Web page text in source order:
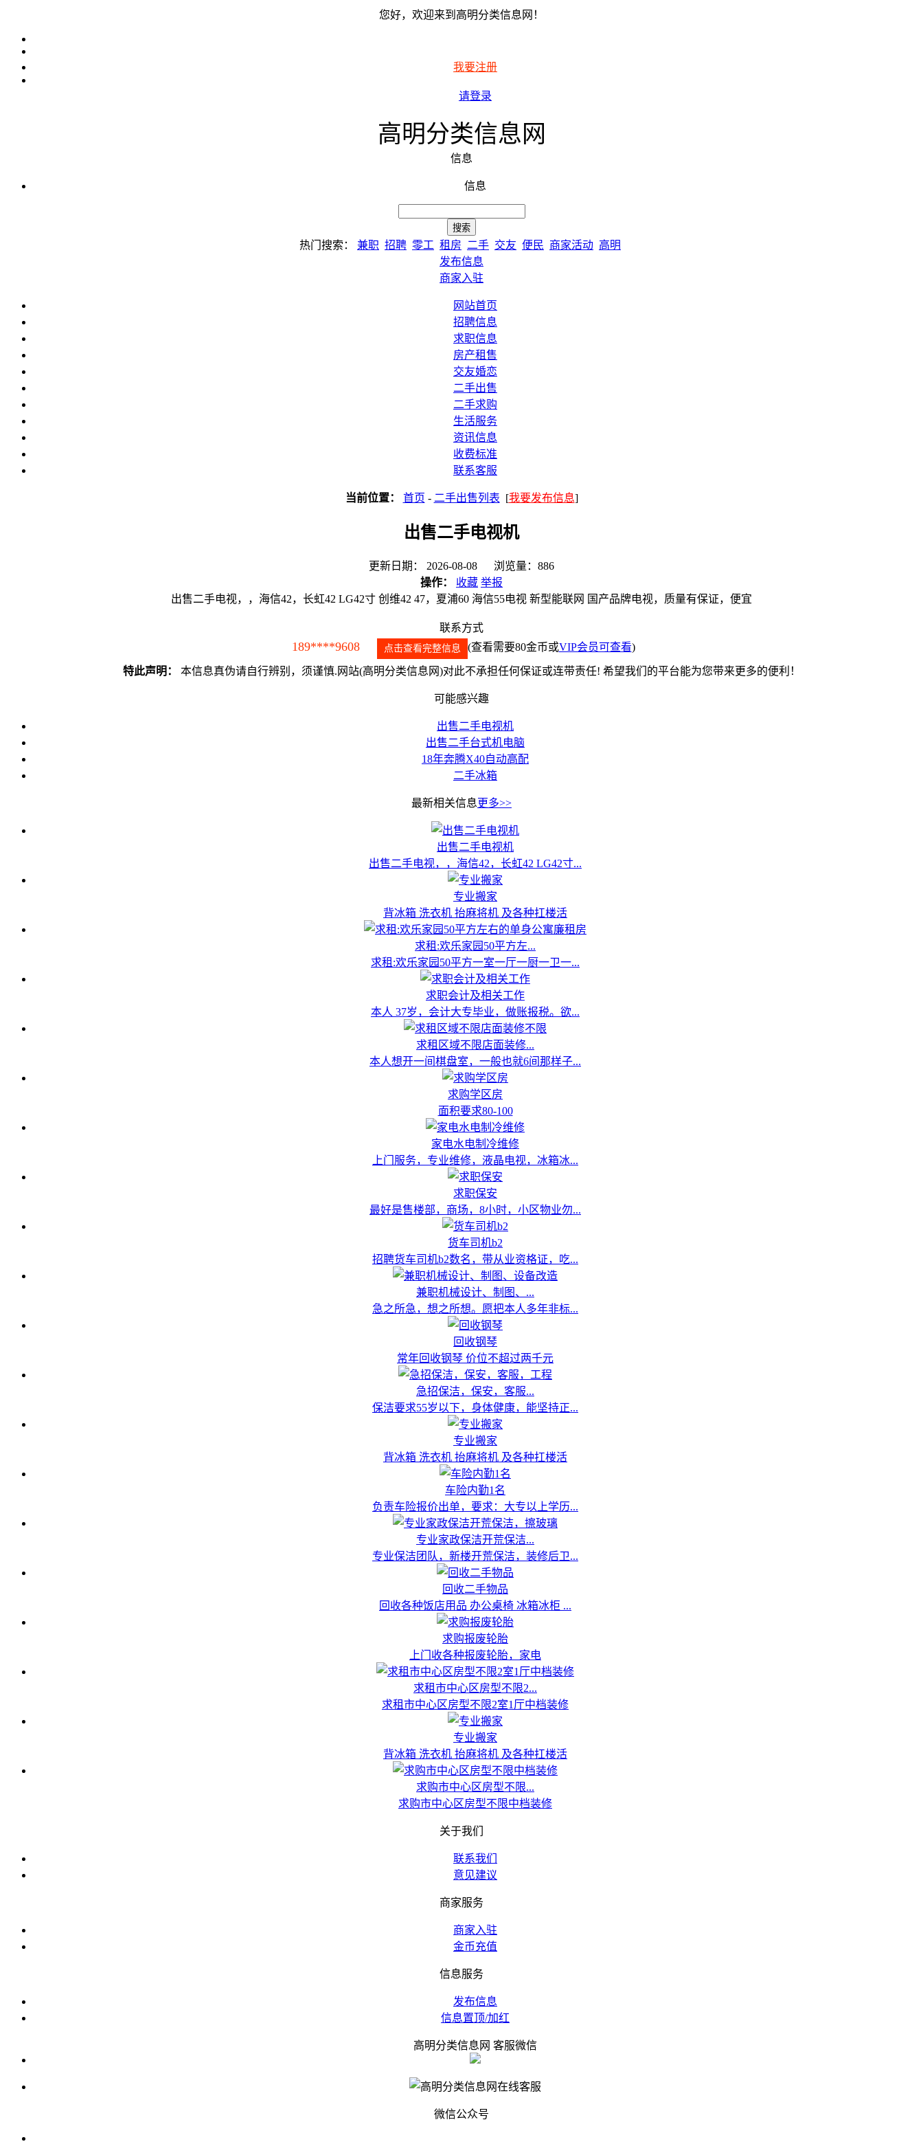
您好，欢迎来到高明分类信息网！
我要注册
请登录
高明分类信息网
信息
信息
热门搜索： 兼职 招聘 零工 租房 二手 交友 便民 商家活动 高明
发布信息
商家入驻
网站首页
招聘信息
求职信息
房产租售
交友婚恋
二手出售
二手求购
生活服务
资讯信息
收费标准
联系客服
当前位置： 首页 - 二手出售列表 [我要发布信息]
出售二手电视机
更新日期： 2026-08-08 浏览量：886
操作：
收藏 举报
出售二手电视，，海信42，长虹42 LG42寸 创维42 47，夏浦60 海信55电视 新型能联网 国产品牌电视，质量有保证，便宜
联系方式
189****9608 点击查看完整信息 (查看需要80金币或VIP会员可查看)
特此声明： 本信息真伪请自行辨别，须谨慎.网站(高明分类信息网)对此不承担任何保证或连带责任! 希望我们的平台能为您带来更多的便利！
可能感兴趣
出售二手电视机
出售二手台式机电脑
18年奔腾X40自动高配
二手冰箱
最新相关信息更多>>
出售二手电视机
出售二手电视，，海信42，长虹42 LG42寸...
专业搬家
背冰箱 洗衣机 抬麻将机 及各种扛楼活
求租:欢乐家园50平方左...
求租:欢乐家园50平方一室一厅一厨一卫一...
求职会计及相关工作
本人 37岁，会计大专毕业，做账报税。欲...
求租区域不限店面装修...
本人想开一间棋盘室，一般也就6间那样子...
求购学区房
面积要求80-100
家电水电制冷维修
上门服务，专业维修，液晶电视，冰箱冰...
求职保安
最好是售楼部，商场，8小时，小区物业勿...
货车司机b2
招聘货车司机b2数名，带从业资格证，吃...
兼职机械设计、制图、...
急之所急，想之所想。愿把本人多年非标...
回收钢琴
常年回收钢琴 价位不超过两千元
急招保洁，保安，客服...
保洁要求55岁以下，身体健康，能坚持正...
专业搬家
背冰箱 洗衣机 抬麻将机 及各种扛楼活
车险内勤1名
负责车险报价出单，要求：大专以上学历...
专业家政保洁开荒保洁...
专业保洁团队，新楼开荒保洁，装修后卫...
回收二手物品
回收各种饭店用品 办公桌椅 冰箱冰柜 ...
求购报废轮胎
上门收各种报废轮胎，家电
求租市中心区房型不限2...
求租市中心区房型不限2室1厅中档装修
专业搬家
背冰箱 洗衣机 抬麻将机 及各种扛楼活
求购市中心区房型不限...
求购市中心区房型不限中档装修
关于我们
联系我们
意见建议
商家服务
商家入驻
金币充值
信息服务
发布信息
信息置顶/加红
高明分类信息网 客服微信
微信公众号